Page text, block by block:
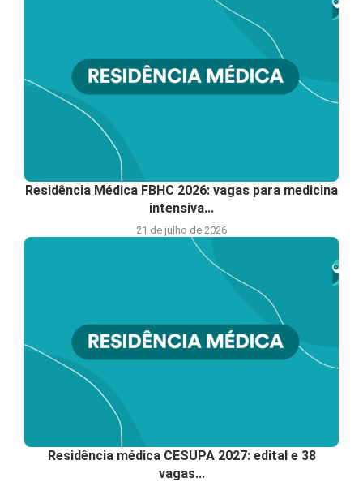
Residência Médica FBHC 2026: vagas para medicina
intensiva...
21 de julho de 2026
Residência médica CESUPA 2027: edital e 38
vagas...